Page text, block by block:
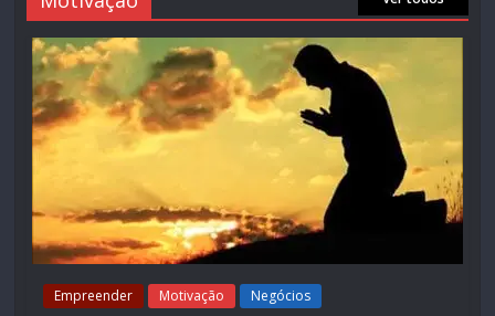
Empreender Motivação Negócios